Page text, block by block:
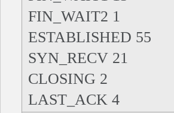
FIN_WAIT2 1
ESTABLISHED 55
SYN_RECV 21
CLOSING 2
LAST_ACK 4